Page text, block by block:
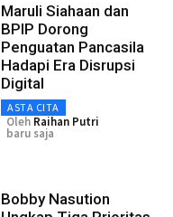
Maruli Siahaan dan
BPIP Dorong
Penguatan Pancasila
Hadapi Era Disrupsi
Digital
ASTA CITA
Oleh Raihan Putri
baru saja
Bobby Nasution